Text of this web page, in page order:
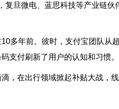
复旦微电、蓝思科技等产业链伙
多年前。彼时，支付宝团队从
支付刷新了用户的认知和习惯。
，在出行领域掀起补贴大战，